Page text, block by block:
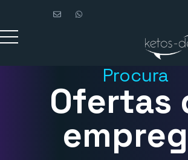
Procura
Ofertas